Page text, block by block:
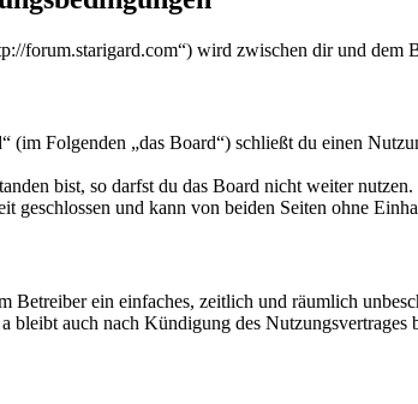
forum.starigard.com“) wird zwischen dir und dem
Folgenden „das Board“) schließt du einen
bist, so darfst du das Board nicht weiter
geschlossen und kann von beiden Seiten ohne
Betreiber ein einfaches, zeitlich und räumlich
bleibt auch nach Kündigung des Nutzungsvertrages